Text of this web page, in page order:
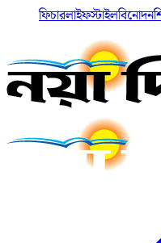
ফিচারলাইফস্টাইলবিনোদন